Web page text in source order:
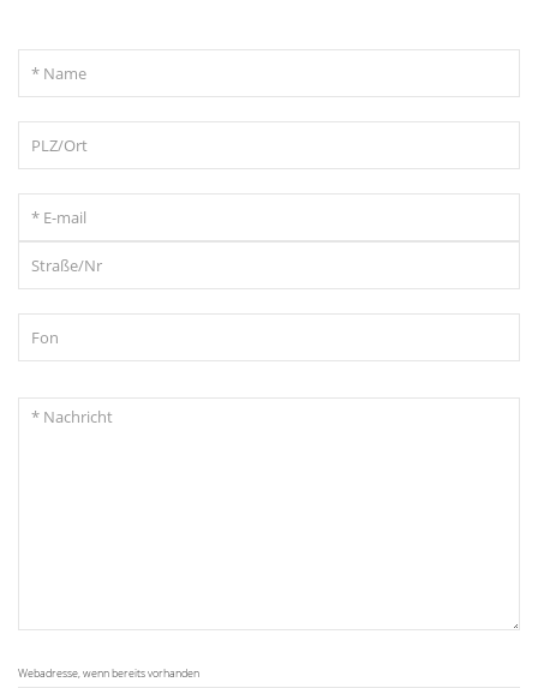
Webadresse, wenn bereits vorhanden